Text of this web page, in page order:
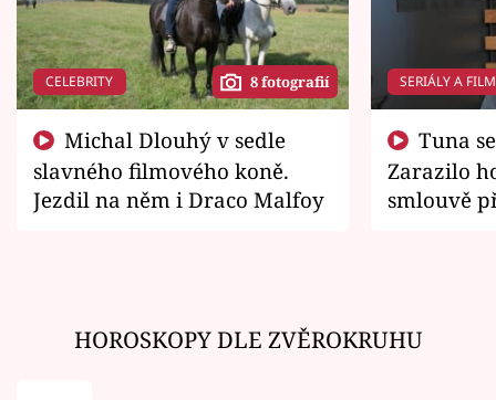
CELEBRITY 8 fotografií
slavného filmového koně.
Jezdil na něm i Draco Malfoy
SERIÁLY A
Zarazilo
smlouvě
HOROSKOPY DLE ZVĚROKRUHU